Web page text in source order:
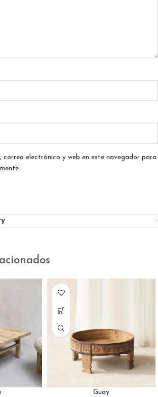
correo electrónico y web en este navegador para
Guay